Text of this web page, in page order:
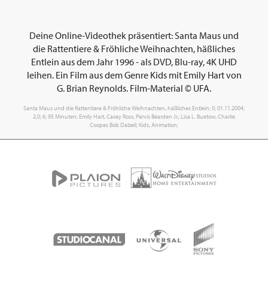
Deine Online-Videothek präsentiert: Santa Maus und
die Rattentiere & Fröhliche Weihnachten, häßliches
Entlein aus dem Jahr 1996 - als DVD, Blu-ray, 4K UHD
leihen. Ein Film aus dem Genre Kids mit Emily Hart von
G. Brian Reynolds. Film-Material © UFA.
Santa Maus und die Rattentiere & Fröhliche Weihnachten, häßliches Entlein; 0; 01.11.2004;
2,0; 6; 95 Minuten; Emily Hart, Casey Ross, Pervis Bearden Jr., Lisa L. Buetow, Charlie
Cooper, Bob Dalzell; Kids, Animation;